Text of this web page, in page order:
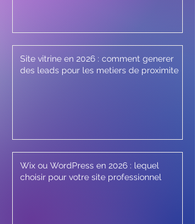
Site vitrine en 2026 : comment generer
des leads pour les metiers de proximite
Wix ou WordPress en 2026 : lequel
choisir pour votre site professionnel